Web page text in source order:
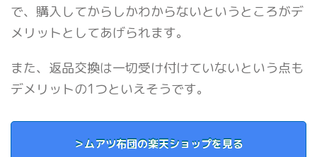
で、購入してからしかわからないというところがデ
メリットとしてあげられます。
また、返品交換は一切受け付けていないという点も
デメリットの1つといえそうです。
＞ムアツ布団の楽天ショップを見る